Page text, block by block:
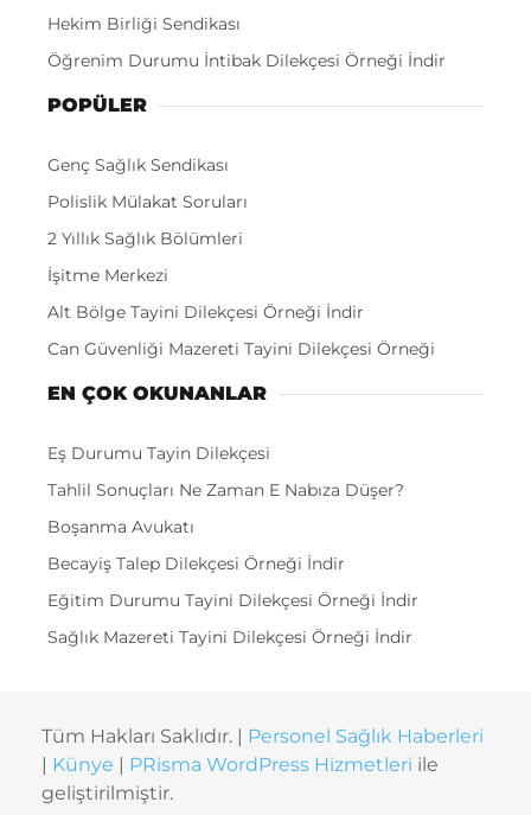
Hekim Birliği Sendikası
Öğrenim Durumu İntibak Dilekçesi Örneği İndir
POPÜLER
Genç Sağlık Sendikası
Polislik Mülakat Soruları
2 Yıllık Sağlık Bölümleri
İşitme Merkezi
Alt Bölge Tayini Dilekçesi Örneği İndir
Can Güvenliği Mazereti Tayini Dilekçesi Örneği
EN ÇOK OKUNANLAR
Eş Durumu Tayin Dilekçesi
Tahlil Sonuçları Ne Zaman E Nabıza Düşer?
Boşanma Avukatı
Becayiş Talep Dilekçesi Örneği İndir
Eğitim Durumu Tayini Dilekçesi Örneği İndir
Sağlık Mazereti Tayini Dilekçesi Örneği İndir
Tüm Hakları Saklıdır. | Personel Sağlık Haberleri
| Künye | PRisma WordPress Hizmetleri ile
geliştirilmiştir.